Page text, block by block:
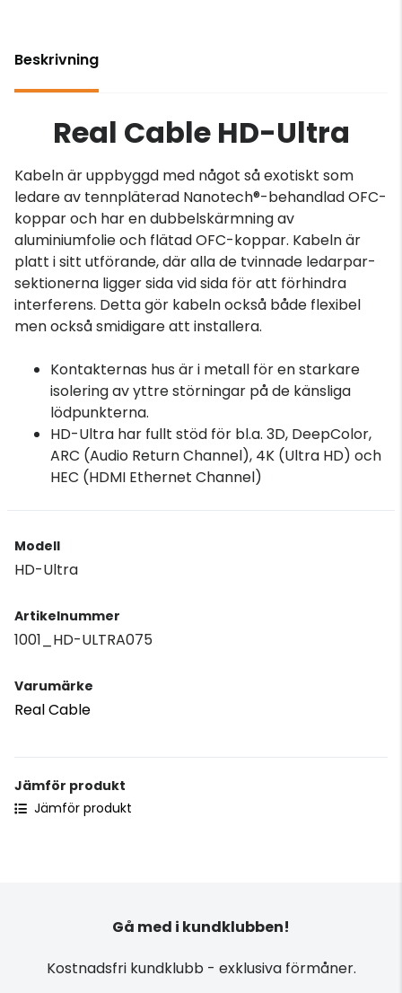
Beskrivning
Real Cable HD-Ultra
Kabeln är uppbyggd med något så exotiskt som
ledare av tennpläterad Nanotech®-behandlad OFC-
koppar och har en dubbelskärmning av
aluminiumfolie och flätad OFC-koppar. Kabeln är
platt i sitt utförande, där alla de tvinnade ledarpar-
sektionerna ligger sida vid sida för att förhindra
interferens. Detta gör kabeln också både flexibel
men också smidigare att installera.
Kontakternas hus är i metall för en starkare
isolering av yttre störningar på de känsliga
lödpunkterna.
HD-Ultra har fullt stöd för bl.a. 3D, DeepColor,
ARC (Audio Return Channel), 4K (Ultra HD) och
HEC (HDMI Ethernet Channel)
Modell
HD-Ultra
Artikelnummer
1001_HD-ULTRA075
Varumärke
Real Cable
Jämför produkt
Jämför produkt
Gå med i kundklubben!
Kostnadsfri kundklubb - exklusiva förmåner.